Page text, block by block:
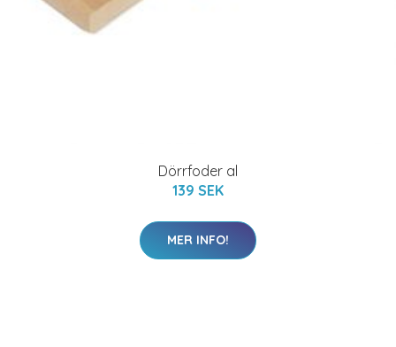
Dörrfoder al
139 SEK
MER INFO!